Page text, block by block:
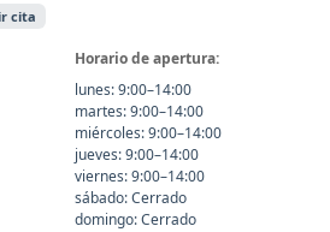
cita
Horario de apertura:
lunes: 9:00–14:00
martes: 9:00–14:00
miércoles: 9:00–14:00
jueves: 9:00–14:00
viernes: 9:00–14:00
sábado: Cerrado
domingo: Cerrado